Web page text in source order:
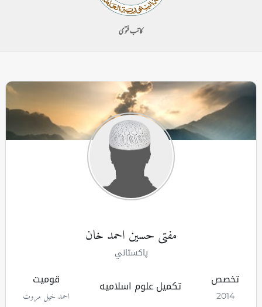
کاتب فتوی
مفتى حسین احمد خان
پاکستاني
تخصص
2014
تکمیل علوم اسلامیه قومیت
احمد خيل مروت